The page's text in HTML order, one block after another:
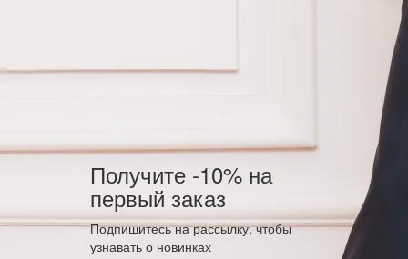
Получите -10% на
первый заказ
Подпишитесь на рассылку, чтобы
узнавать о новинках